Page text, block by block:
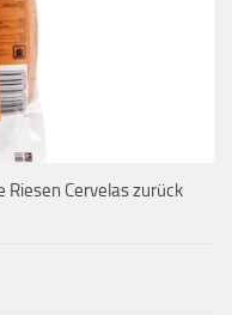
Cervelas zurück